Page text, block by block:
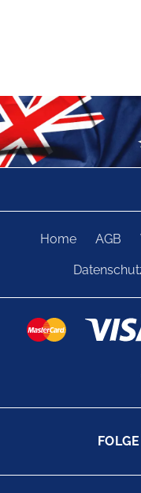
Home AGB